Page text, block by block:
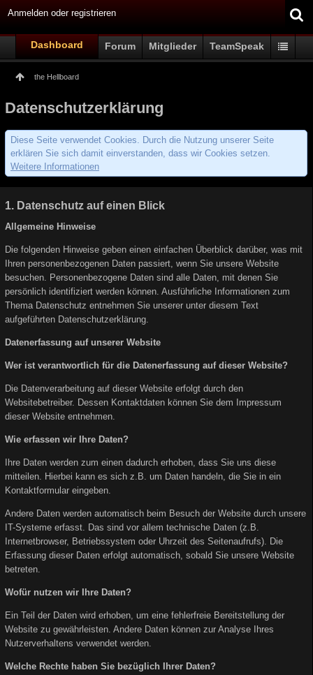
Anmelden oder registrieren
Dashboard Forum Mitglieder TeamSpeak
the Hellboard
Datenschutzerklärung
Diese Seite verwendet Cookies. Durch die Nutzung unserer Seite
erklären Sie sich damit einverstanden, dass wir Cookies setzen.
Weitere Informationen
1. Datenschutz auf einen Blick
Allgemeine Hinweise
Die folgenden Hinweise geben einen einfachen Überblick darüber, was mit
Ihren personenbezogenen Daten passiert, wenn Sie unsere Website
besuchen. Personenbezogene Daten sind alle Daten, mit denen Sie
persönlich identifiziert werden können. Ausführliche Informationen zum
Thema Datenschutz entnehmen Sie unserer unter diesem Text
aufgeführten Datenschutzerklärung.
Datenerfassung auf unserer Website
Wer ist verantwortlich für die Datenerfassung auf dieser Website?
Die Datenverarbeitung auf dieser Website erfolgt durch den
Websitebetreiber. Dessen Kontaktdaten können Sie dem Impressum
dieser Website entnehmen.
Wie erfassen wir Ihre Daten?
Ihre Daten werden zum einen dadurch erhoben, dass Sie uns diese
mitteilen. Hierbei kann es sich z.B. um Daten handeln, die Sie in ein
Kontaktformular eingeben.
Andere Daten werden automatisch beim Besuch der Website durch unsere
IT-Systeme erfasst. Das sind vor allem technische Daten (z.B.
Internetbrowser, Betriebssystem oder Uhrzeit des Seitenaufrufs). Die
Erfassung dieser Daten erfolgt automatisch, sobald Sie unsere Website
betreten.
Wofür nutzen wir Ihre Daten?
Ein Teil der Daten wird erhoben, um eine fehlerfreie Bereitstellung der
Website zu gewährleisten. Andere Daten können zur Analyse Ihres
Nutzerverhaltens verwendet werden.
Welche Rechte haben Sie bezüglich Ihrer Daten?